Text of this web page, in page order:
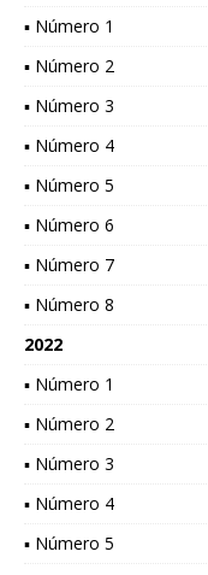
▪ Número 1
▪ Número 2
▪ Número 3
▪ Número 4
▪ Número 5
▪ Número 6
▪ Número 7
▪ Número 8
2022
▪ Número 1
▪ Número 2
▪ Número 3
▪ Número 4
▪ Número 5